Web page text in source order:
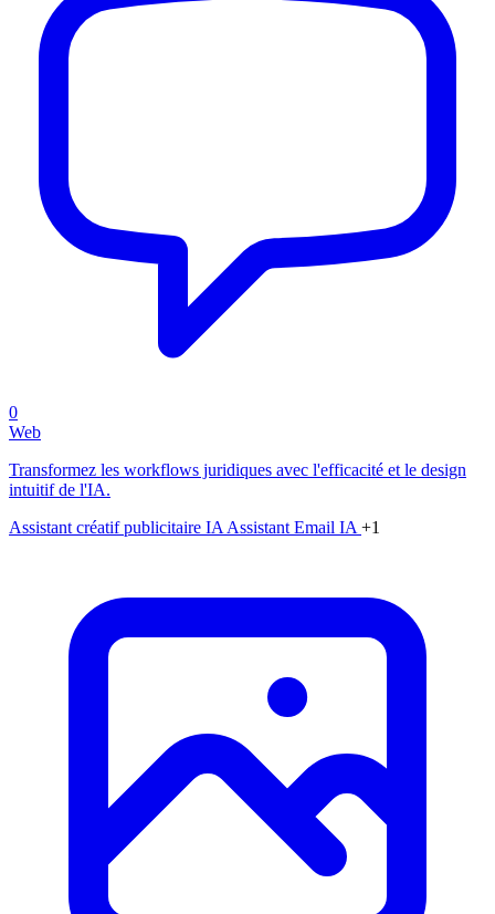
0
Web
Transformez les workflows juridiques avec l'efficacité et le design
intuitif de l'IA.
Assistant créatif publicitaire IA Assistant Email IA +1